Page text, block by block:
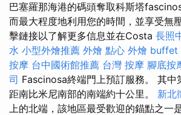
巴塞羅那海港的碼頭奪取科斯塔
而最大程度地利用您的時間，並享受無
擊鏈接以了解更多信息並在Costa 長照
水 小型外燴推薦 外燴 點心 外燴 buffet
按摩 台中國術館推薦 台灣 按摩 腳底按
司 Fascinosa終端門上預訂服務。 其中
距南比米尼南部的南端約十公里。 新北
上的北端，該地區最受歡迎的錨點之一